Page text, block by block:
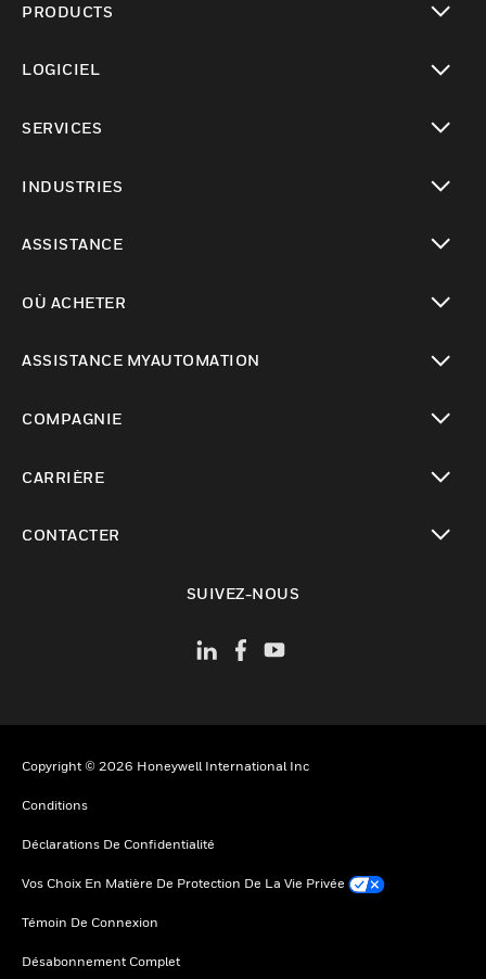
PRODUCTS
LOGICIEL
SERVICES
INDUSTRIES
ASSISTANCE
OÙ ACHETER
ASSISTANCE MYAUTOMATION
COMPAGNIE
CARRIÈRE
CONTACTER
SUIVEZ-NOUS
Copyright © 2026 Honeywell International Inc
Conditions
Déclarations De Confidentialité
Vos Choix En Matière De Protection De La Vie Privée
Témoin De Connexion
Désabonnement Complet